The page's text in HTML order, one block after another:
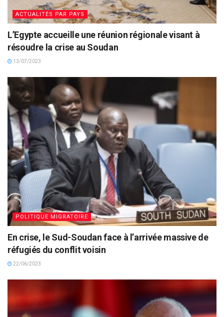
ACTUALITÉS PAR PAYS
L’Egypte accueille une réunion régionale visant à
résoudre la crise au Soudan
13/07/2023
POLITIQUE MIGRATOIRE
En crise, le Sud-Soudan face à l’arrivée massive de
réfugiés du conflit voisin
22/06/2023